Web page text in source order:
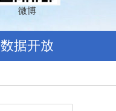
微博
数据开放